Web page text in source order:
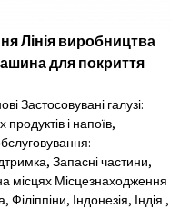
Лінія виробництва
для покриття
Застосовувані галузі:
і напоїв,
Запасні частини,
місцях Місцезнаходження
Індонезія, Індія ,